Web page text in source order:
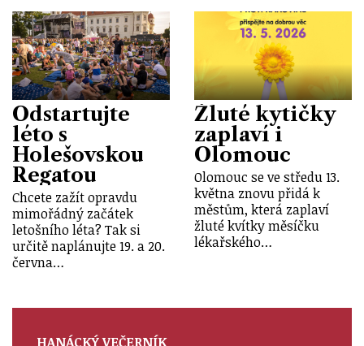
Odstartujte
léto s
Holešovskou
Regatou
Chcete zažít opravdu
mimořádný začátek
letošního léta? Tak si
určitě naplánujte 19. a 20.
června…
Žluté kytičky
zaplaví i
Olomouc
Olomouc se ve středu 13.
května znovu přidá k
městům, která zaplaví
žluté kvítky měsíčku
lékařského…
HANÁCKÝ VEČERNÍK